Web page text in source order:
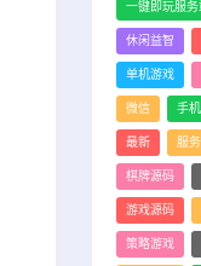
一键即玩服务
休闲益智
单机游戏
微信 手机
最新 服
棋牌源码
游戏源码
策略游戏